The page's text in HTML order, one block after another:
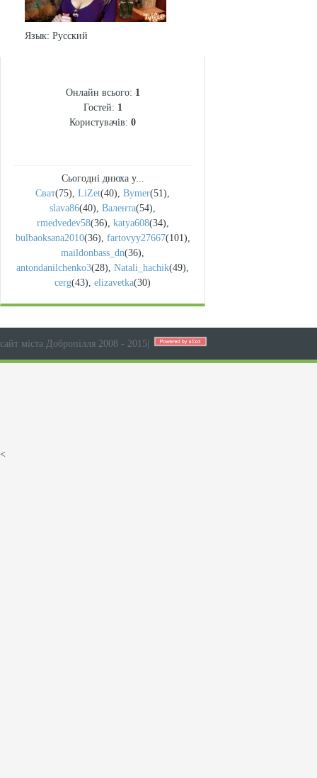
Язык: Русский
Онлайн всього: 1
Гостей: 1
Користувачів: 0
Сьогодні днюха у...
Сват(75), LiZet(40), Bymer(51),
slava86(40), Валента(54),
rmedvedev58(36), katya608(34),
bulbaoksana2010(36), fartovyy27667(101),
maildonbass_dn(36),
antondanilchenko3(28), Natali_hachik(49),
cerg(43), elizavetka(30)
сайт міста Добропілля 2008 - 2015
<